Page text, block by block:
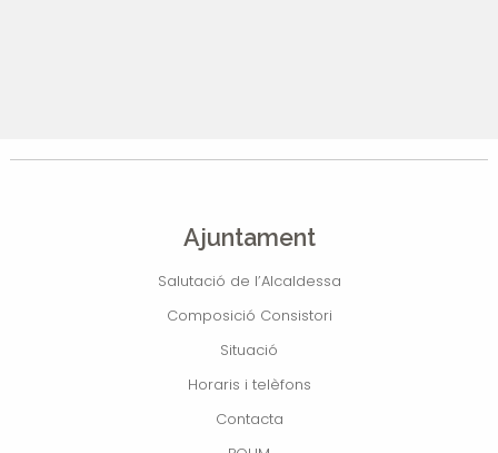
Ajuntament
Salutació de l’Alcaldessa
Composició Consistori
Situació
Horaris i telèfons
Contacta